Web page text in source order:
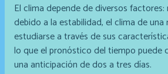
El clima depende de diversos factores:
debido a la estabilidad, el clima de
estudiarse a través de sus
lo que el pronóstico del tiempo puede
una anticipación de dos a tres días.